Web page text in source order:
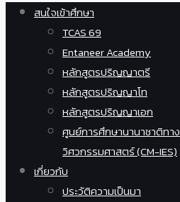
สนใจเข้าศึกษา
TCAS 69
Entaneer Academy
หลักสูตรปริญญาตรี
หลักสูตรปริญญาโท
หลักสูตรปริญญาเอก
ศูนย์การศึกษานานาชาติทาง
วิศวกรรมศาสตร์ (CM-IES)
เกี่ยวกับ
ประวัติความเป็นมา